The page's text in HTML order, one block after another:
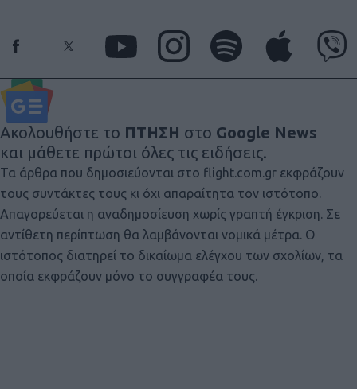
Ακολουθήστε το ΠΤΗΣΗ στο Google News
και μάθετε πρώτοι όλες τις ειδήσεις.
Τα άρθρα που δημοσιεύονται στο flight.com.gr εκφράζουν
τους συντάκτες τους κι όχι απαραίτητα τον ιστότοπο.
Απαγορεύεται η αναδημοσίευση χωρίς γραπτή έγκριση. Σε
αντίθετη περίπτωση θα λαμβάνονται νομικά μέτρα. Ο
ιστότοπος διατηρεί το δικαίωμα ελέγχου των σχολίων, τα
οποία εκφράζουν μόνο το συγγραφέα τους.